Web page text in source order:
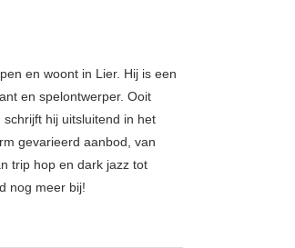
en woont in Lier. Hij is een
en spelontwerper. Ooit
hij uitsluitend in het
gevarieerd aanbod, van
trip hop en dark jazz tot
nog meer bij!